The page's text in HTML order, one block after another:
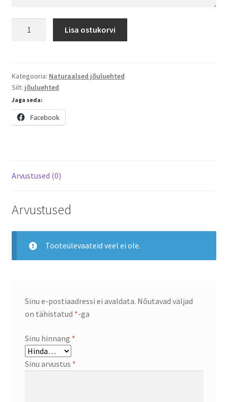
Lisa ostukorvi
Kategooria: Naturaalsed jõuluehted
Silt: jõuluehted
Jaga seda:
Facebook
Arvustused (0)
Arvustused
Tooteülevaateid veel ei ole.
Sinu e-postiaadressi ei avaldata. Nõutavad väljad
on tähistatud *-ga
Sinu hinnang *
Sinu arvustus *